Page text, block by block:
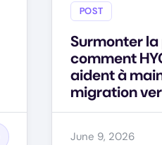
POST
Surmonter
comment
aident à
migration
June 9, 2026